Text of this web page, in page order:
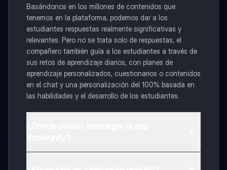
Basándonos en los millones de contenidos que
tenemos en la plataforma, podemos dar a los
estudiantes respuestas realmente significativas y
relevantes. Pero no se trata solo de respuestas, el
compañero también guía a los estudiantes a través de
sus retos de aprendizaje diarios, con planes de
aprendizaje personalizados, cuestionarios o contenidos
en el chat y una personalización del 100% basada en
las habilidades y el desarrollo de los estudiantes.